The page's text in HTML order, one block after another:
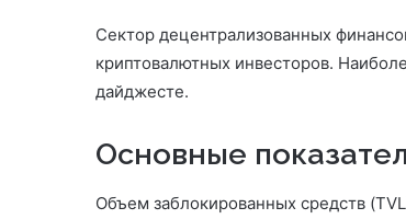
Сектор децентрализованных
криптовалютных инвесторов.
дайджесте.
Основные
Объем заблокированных средств